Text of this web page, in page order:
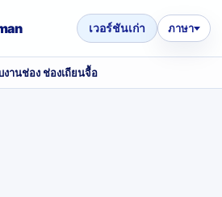
เวอร์ชันเก่า ภาษา
งานช่อง ช่องเถียนจื้อ